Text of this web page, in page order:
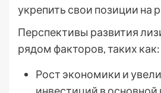
укрепить свои позиции на
Перспективы развития
рядом факторов, таких как:
Рост экономики и